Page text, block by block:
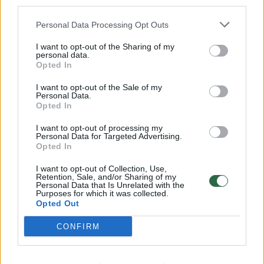
Personal Data Processing Opt Outs
I want to opt-out of the Sharing of my
personal data.
Opted In
I want to opt-out of the Sale of my
Personal Data.
Opted In
I want to opt-out of processing my
Personal Data for Targeted Advertising.
Opted In
I want to opt-out of Collection, Use,
Retention, Sale, and/or Sharing of my
Personal Data that Is Unrelated with the
Purposes for which it was collected.
Opted Out
CONFIRM
32 laipsnių šilumos
Žinios | Orai
V. Zalužno pasisakymą laiko bandymu įsitvirtinti
Ukrainos politikoje: jis yra neteisus
Laidos Nauja diena
00:00:57
Sinoptikai atsakė, kokiais orais užbaigsime darbo
Žinios | Orai
Visi įrašai